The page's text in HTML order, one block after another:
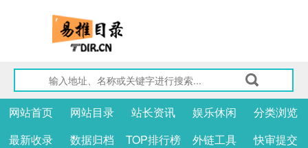
网站首页 网站目录 站长资讯 娱乐休闲
分类浏览
最新收录
数据归档 TOP排行榜 外链工具 快审提交